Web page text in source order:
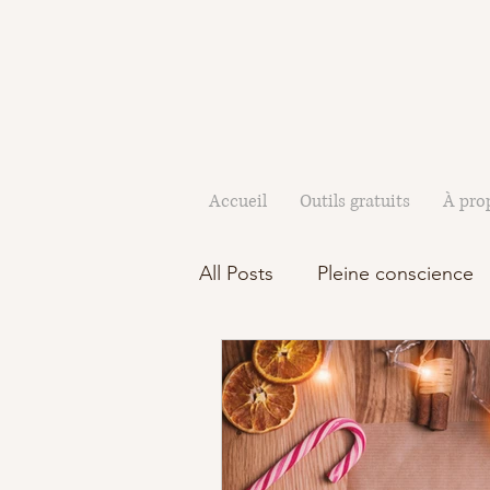
Accueil Outils gratuits À
All Posts Pleine conscience